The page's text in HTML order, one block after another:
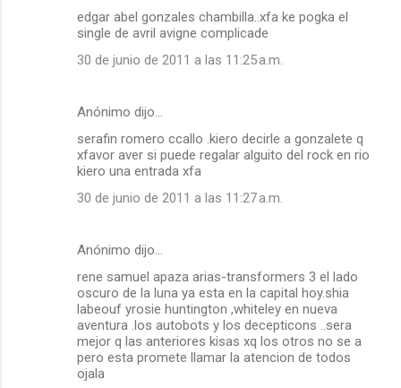
edgar abel gonzales chambilla..xfa ke pogka el
single de avril avigne complicade
30 de junio de 2011 a las 11:25 a.m.
Anónimo dijo…
serafin romero ccallo .kiero decirle a gonzalete q
xfavor aver si puede regalar alguito del rock en rio
kiero una entrada xfa
30 de junio de 2011 a las 11:27 a.m.
Anónimo dijo…
rene samuel apaza arias-transformers 3 el lado
oscuro de la luna ya esta en la capital hoy.shia
labeouf yrosie huntington ,whiteley en nueva
aventura .los autobots y los decepticons ..sera
mejor q las anteriores kisas xq los otros no se a
pero esta promete llamar la atencion de todos
ojala